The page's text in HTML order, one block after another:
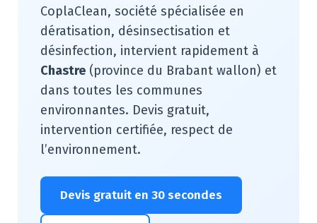
CoplaClean, société spécialisée en
dératisation, désinsectisation et
désinfection, intervient rapidement à
Chastre (province du Brabant wallon) et
dans toutes les communes
environnantes. Devis gratuit,
intervention certifiée, respect de
l’environnement.
Devis gratuit en 30 secondes